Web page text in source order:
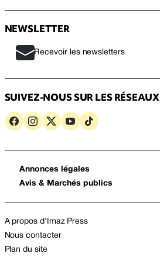
NEWSLETTER
Recevoir les newsletters
SUIVEZ-NOUS SUR LES RÉSEAUX
Annonces légales
Avis & Marchés publics
A propos d’Imaz Press
Nous contacter
Plan du site